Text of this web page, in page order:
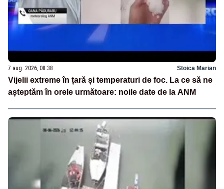
7 aug. 2026, 08:38 Stoica Marian
Vijelii extreme în țară și temperaturi de foc. La ce să ne
așteptăm în orele următoare: noile date de la ANM